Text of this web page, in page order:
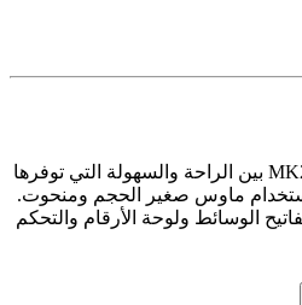
تجمع المجموعة اللاسلكية MK270 بين الراحة والسهولة التي توفرها
ماوس صغير الحجم ومنحوت.
الوسائط ولوحة الأرقام والتحكم